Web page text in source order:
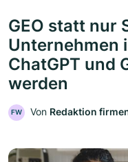
GEO statt nur
Unternehmen
ChatGPT und
werden
FW Von Redaktion